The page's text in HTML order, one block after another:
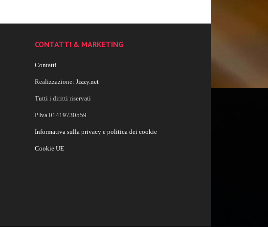
CONTATTI & MARKETING
Contatti
Realizzazione: Jizzy.net
Tutti i diritti riservati
P.Iva 01419730559
Informativa sulla privacy e politica dei cookie
Cookie UE